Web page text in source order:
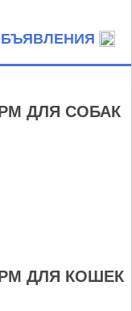
ДЛЯ СОБАК
ДЛЯ КОШЕК